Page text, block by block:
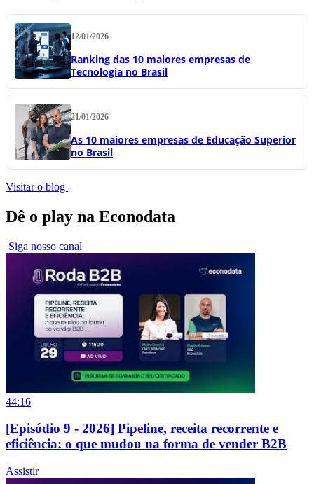
12/01/2026
Ranking das 10 maiores empresas de
Tecnologia no Brasil
21/01/2026
As 10 maiores empresas de Educação Superior
no Brasil
Visitar o blog
Dê o play na Econodata
Siga nosso canal
44:16
[Episódio 9 - 2026] Pipeline, receita recorrente e
eficiência: o que mudou na forma de vender B2B
Assistir